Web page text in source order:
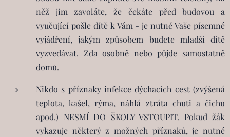
něž jim zavoláte, že čekáte před budovou a
vyučující pošle dítě k Vám - je nutné Vaše písemné
vyjádření, jakým způsobem budete mladší dítě
vyzvedávat. Zda osobně nebo půjde samostatně
domů.
Nikdo s příznaky infekce dýchacích cest (zvýšená
teplota, kašel, rýma, náhlá ztráta chuti a čichu
apod.) NESMÍ DO ŠKOLY VSTOUPIT. Pokud žák
vykazuje některý z možných příznaků, je nutné